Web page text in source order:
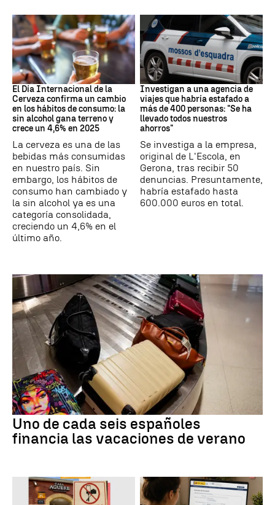
Día Internacional Cerveza
El Día Internacional de la
Cerveza confirma un cambio
en los hábitos de consumo: la
sin alcohol gana terreno y
crece un 4,6% en 2025
La cerveza es una de las
bebidas más consumidas
en nuestro país. Sin
embargo, los hábitos de
consumo han cambiado y
la sin alcohol ya es una
categoría consolidada,
creciendo un 4,6% en el
último año.
Estafa
Investigan a una agencia de
viajes que habría estafado a
más de 400 personas: "Se ha
llevado todos nuestros
ahorros"
Se investiga a la empresa,
original de L'Escola, en
Gerona, tras recibir 50
denuncias. Presuntamente,
habría estafado hasta
600.000 euros en total.
Uno de cada seis españoles
financia las vacaciones de verano